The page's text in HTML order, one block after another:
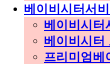
베이비시터서
베이비시터
베이비시터
프리미엄베